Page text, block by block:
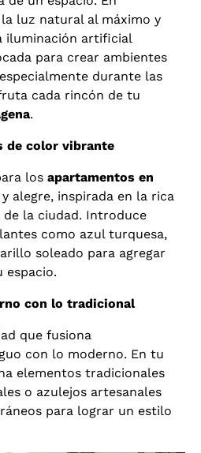
luz natural al máximo y
iluminación artificial
para crear ambientes
durante las
cada rincón de tu
.
de color vibrante
los apartamentos en
alegre, inspirada en la rica
la ciudad. Introduce
como azul turquesa,
soleado para agregar
espacio.
con lo tradicional
que fusiona
con lo moderno. En tu
elementos tradicionales
o azulejos artesanales
para lograr un estilo